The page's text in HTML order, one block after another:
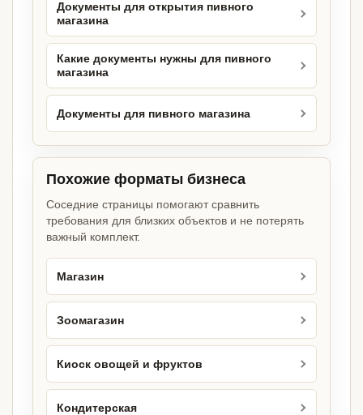
Документы для открытия пивного
магазина
Какие документы нужны для пивного
магазина
Документы для пивного магазина
Похожие форматы бизнеса
Соседние страницы помогают сравнить
требования для близких объектов и не потерять
важный комплект.
Магазин
Зоомагазин
Киоск овощей и фруктов
Кондитерская